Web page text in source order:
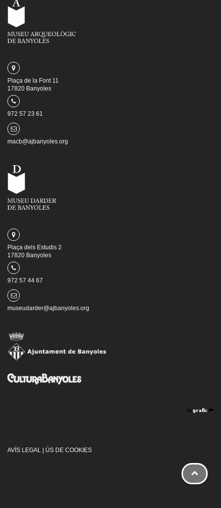
Plaça de la Font 11
17820 Banyoles
972 57 23 61
macb@ajbanyoles.org
Plaça dels Estudis 2
17820 Banyoles
972 57 44 67
museudarder@ajbanyoles.org
AVÍS LEGAL ÚS DE COOKIES